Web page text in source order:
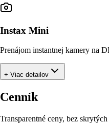
Instax Mini
Prenájom instantnej kamery na
+ Viac detailov
Cenník
Transparentné ceny, bez